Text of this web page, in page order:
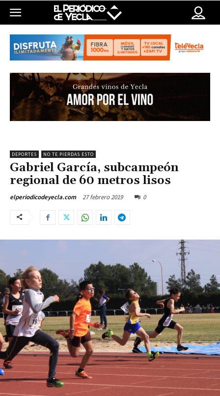
DEPORTES NO TE PIERDAS ESTO
Gabriel García, subcampeón
regional de 60 metros lisos
elperiodicodeyecla.com 27 febrero 2019 0